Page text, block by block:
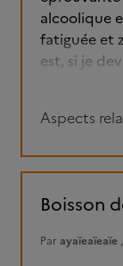
alcoolique
fatiguée et
est, si je
Aspects
Boisson
Par ayaïeaïeaïe